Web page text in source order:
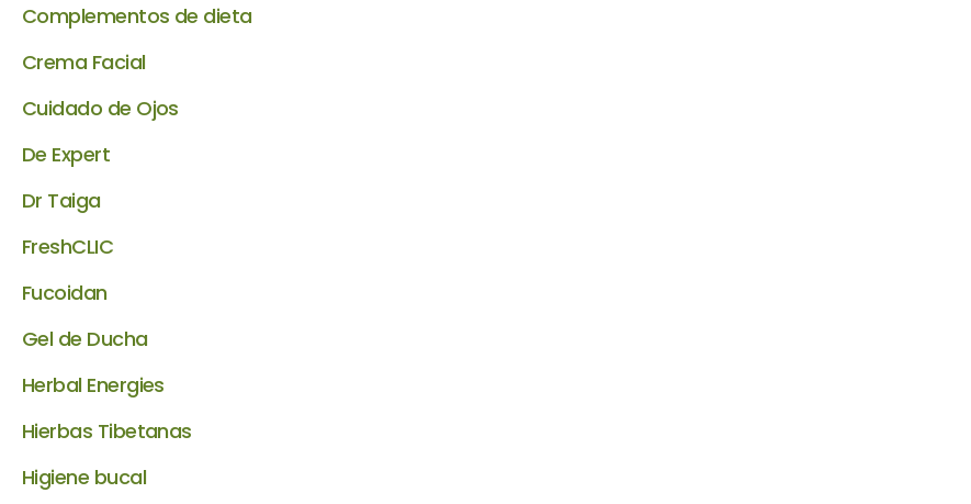
Complementos de dieta
Crema Facial
Cuidado de Ojos
De Expert
Dr Taiga
FreshCLIC
Fucoidan
Gel de Ducha
Herbal Energies
Hierbas Tibetanas
Higiene bucal